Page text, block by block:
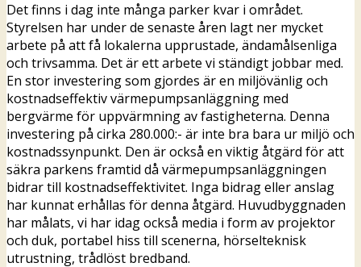
Det finns i dag inte många parker kvar i området.
Styrelsen har under de senaste åren lagt ner mycket
arbete på att få lokalerna upprustade, ändamålsenliga
och trivsamma. Det är ett arbete vi ständigt jobbar med.
En stor investering som gjordes är en miljövänlig och
kostnadseffektiv värmepumpsanläggning med
bergvärme för uppvärmning av fastigheterna. Denna
investering på cirka 280.000:- är inte bra bara ur miljö och
kostnadssynpunkt. Den är också en viktig åtgärd för att
säkra parkens framtid då värmepumpsanläggningen
bidrar till kostnadseffektivitet. Inga bidrag eller anslag
har kunnat erhållas för denna åtgärd. Huvudbyggnaden
har målats, vi har idag också media i form av projektor
och duk, portabel hiss till scenerna, hörselteknisk
utrustning, trådlöst bredband.